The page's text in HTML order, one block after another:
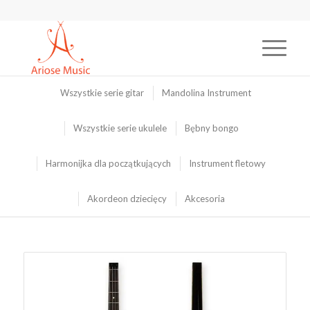
Wszystkie serie gitar Mandolina Instrument
Wszystkie serie ukulele Bębny bongo
Harmonijka dla początkujących Instrument fletowy
Akordeon dziecięcy Akcesoria